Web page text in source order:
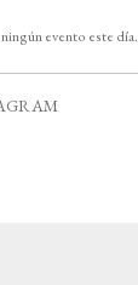
evento este día.